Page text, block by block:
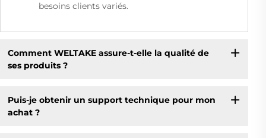
besoins clients variés.
Comment WELTAKE assure-t-elle la qualité de
ses produits ?
Puis-je obtenir un support technique pour mon
achat ?